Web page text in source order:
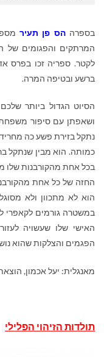
בספרה הס פן תעיר
המרתקים והפגומים של
לקטר. ספריה זכו בפרס
ברשע ובטיפה המרה.
הסיוט הגדול ביותר
ושאפתן עם סיפור
נתקל בזירת פשע כה
כמותה. הוא מבין שנתקל
בכל אחת מהקורבנות שלו
החזה של כל אחת
הוא לא מתכוון ולא
במשטרה גורמים לקאפרי
האישי שלו שעשויה
הפגמים והצלקות שהוא
מאנגלית: יעל אכמון, הוצאת
תולדות הזיהוי הפלילי